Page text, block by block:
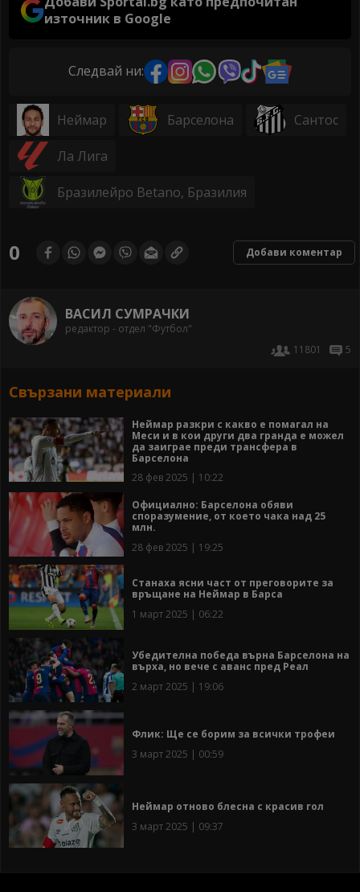
източник в Google
Следвай ни:
Неймар Барселона Сантос
Ла Лига
Бразилейро Betano, Бразилия
0 Добави коментар
ВАСИЛ СУМРАЧКИ
редактор - отдел "Футбол"
11801
5
Свързани материали
Неймар разкри с какво е помагал на
Меси и в кои други два гранда е можел
да заиграе преди трансфера в
Барселона
28 фев 2025 | 10:22
Официално: Барселона обяви
споразумение, от което чака над 25
млн.
28 фев 2025 | 19:25
Станаха ясни част от преговорите за
връщане на Неймар в Барса
1 март 2025 | 06:22
Убедителна победа върна Барселона на
върха, но вече с аванс пред Реал
2 март 2025 | 19:06
Флик: Ще се борим за всички трофеи
3 март 2025 | 00:59
Неймар отново блесна с красив гол
3 март 2025 | 09:37